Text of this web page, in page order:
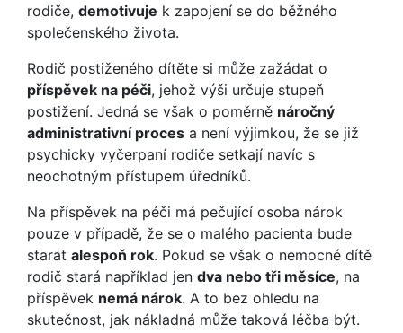
rodiče, demotivuje k zapojení se do běžného
společenského života.
Rodič postiženého dítěte si může zažádat o
příspěvek na péči, jehož výši určuje stupeň
postižení. Jedná se však o poměrně náročný
administrativní proces a není výjimkou, že se již
psychicky vyčerpaní rodiče setkají navíc s
neochotným přístupem úředníků.
Na příspěvek na péči má pečující osoba nárok
pouze v případě, že se o malého pacienta bude
starat alespoň rok. Pokud se však o nemocné dítě
rodič stará například jen dva nebo tři měsíce, na
příspěvek nemá nárok. A to bez ohledu na
skutečnost, jak nákladná může taková léčba být.